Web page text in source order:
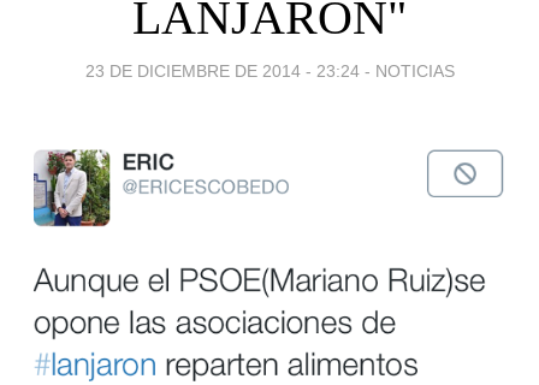
LANJARÓN"
23 DE DICIEMBRE DE 2014 - 23:24 - NOTICIAS